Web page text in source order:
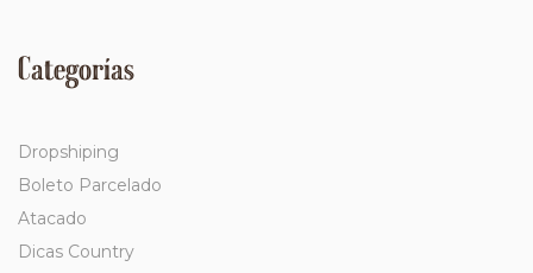
Categorías
Dropshiping
Boleto Parcelado
Atacado
Dicas Country